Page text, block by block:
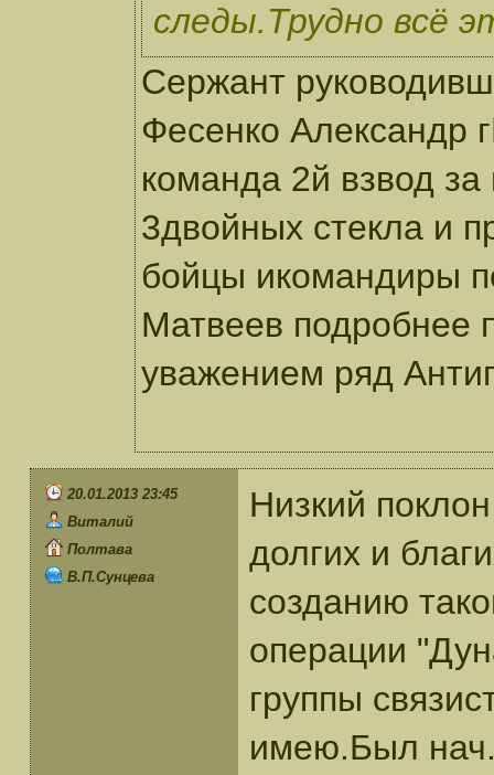
следы.Трудно всё
Сержант
Фесенко
команда 2й взвод
3двойных стекла и
бойцы икомандиры
Матвеев подробнее
уважением ряд
20.01.2013 23:45
Виталий
Полтава
В.П.Сунцева
Низкий
долгих и
созданию
операции
группы
имею.Был